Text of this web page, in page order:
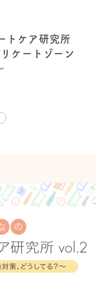
トケア研究所
ケートゾーン